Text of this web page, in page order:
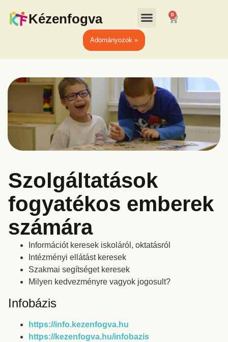
Kézenfogva 0
Adományozok »
Szolgáltatások
fogyatékos emberek
számára
Információt keresek iskoláról, oktatásról
Intézményi ellátást keresek
Szakmai segítséget keresek
Milyen kedvezményre vagyok jogosult?
Infobázis
https://info.kezenfogva.hu
https://kezenfogva.hu/infobazis